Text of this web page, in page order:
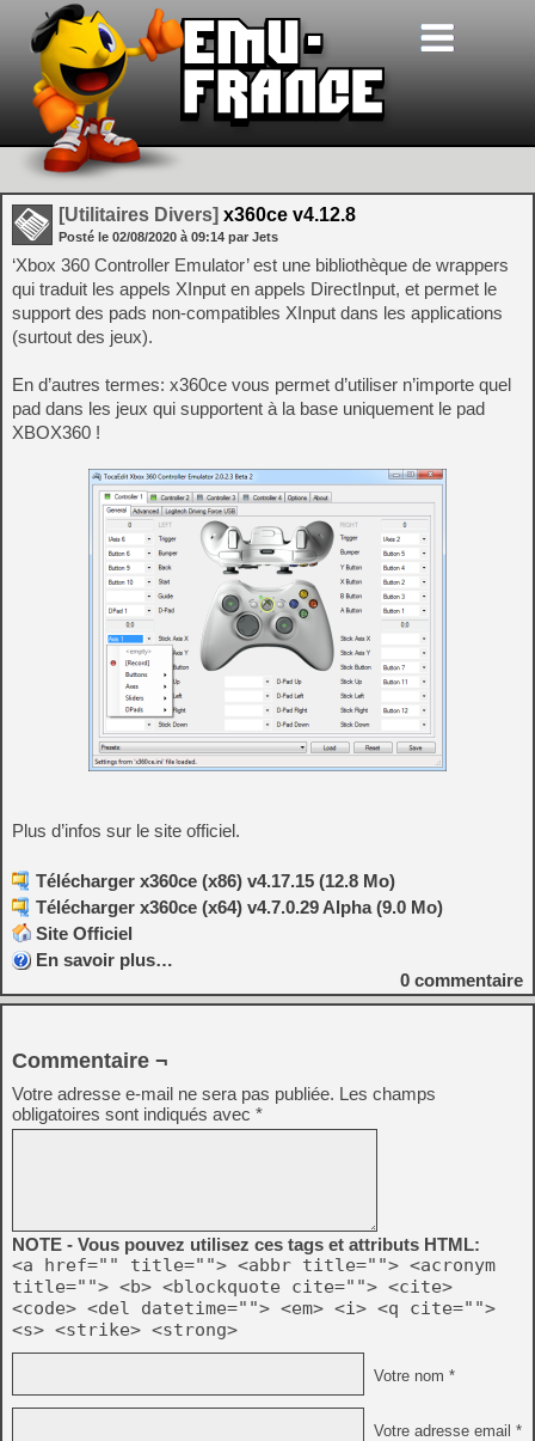
[Utilitaires Divers] x360ce v4.12.8
Posté le 02/08/2020 à 09:14 par Jets
‘Xbox 360 Controller Emulator’ est une bibliothèque de wrappers
qui traduit les appels XInput en appels DirectInput, et permet le
support des pads non-compatibles XInput dans les applications
(surtout des jeux).
En d’autres termes: x360ce vous permet d’utiliser n’importe quel
pad dans les jeux qui supportent à la base uniquement le pad
XBOX360 !
Plus d’infos sur le site officiel.
Télécharger x360ce (x86) v4.17.15 (12.8 Mo)
Télécharger x360ce (x64) v4.7.0.29 Alpha (9.0 Mo)
Site Officiel
En savoir plus…
0 commentaire
Commentaire ¬
Votre adresse e-mail ne sera pas publiée. Les champs
obligatoires sont indiqués avec *
NOTE - Vous pouvez utilisez ces tags et attributs HTML:
<a href="" title=""> <abbr title=""> <acronym
title=""> <b> <blockquote cite=""> <cite>
<code> <del datetime=""> <em> <i> <q cite="">
<s> <strike> <strong>
Votre nom *
Votre adresse email *